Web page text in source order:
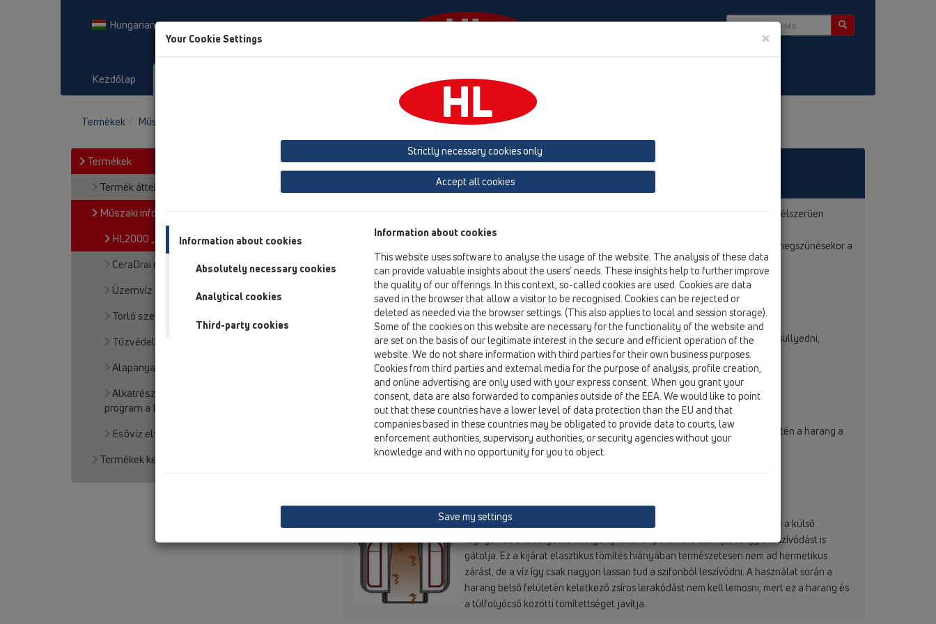
Hungarian
Kezdőlap Céginformáció
Termékek Műszaki információk
Termékek
Termék áttekintés
Műszaki információk
HL2000 „Primus” vízbűzzár
CeraDrai műsz. leírás
Üzemvíz elleni szigetelés
Torló szelepek
Tűzvédelmi elem
Alapanyagaink
Alkatrész kiválasztó és árkalkulátor
program a HL801 - faláttörés szigeteléshez
Esővíz elvezetési program
Termékek keresés
HL2000 „Primus” vízbűzzár
A „Primus” légzsákkal ellátott úszó harangját a beáramló víz felemeli, így az a szabaddá vált, és a célszerűen
leszűkített túlfolyócső kifolyónyílásán felgyorsulva, távozik.
Ilyenkor úgy működik, mint egy hagyományos harangszifon. Az áramlás megszűnésekor a
bent maradó víz biztosítja a bűzzárat
Ennek a bent maradt víznek a lassú elpárolgása esetén a harang elkezd süllyedni,
de még mindig van vízbűzzár. További párolgás és a teljes kiszáradás esetén a harang a
túlfolyócső felső peremére ráülve, mechanikus bűzzárat képez.
A „Primus” úszó harangját az ejtővezetékben keletkező vákuum hatására a külső
légnyomás a túlfolyócső kifolyónyílásának peremére szorítja, és így a leszívódást is
gátolja. Ez a kijárat elasztikus tömítés hiányában természetesen nem ad hermetikus
zárást, de a víz így csak nagyon lassan tud a szifonból leszívódni. A használat során a
harang belső felületén keletkező zsíros lerakódást nem kell lemosni, mert ez a harang és
a túlfolyócső közötti tömítettséget javítja.
Your Cookie Settings ×
Strictly necessary cookies only
Accept all cookies
Information about cookies
Absolutely necessary cookies
Analytical cookies
Third-party cookies
Information about cookies
This website uses software to analyse the usage of the website. The analysis of these data
can provide valuable insights about the users’ needs. These insights help to further improve
the quality of our offerings. In this context, so-called cookies are used. Cookies are data
saved in the browser that allow a visitor to be recognised. Cookies can be rejected or
deleted as needed via the browser settings. (This also applies to local and session storage).
Some of the cookies on this website are necessary for the functionality of the website and
are set on the basis of our legitimate interest in the secure and efficient operation of the
website. We do not share information with third parties for their own business purposes.
Cookies from third parties and external media for the purpose of analysis, profile creation,
and online advertising are only used with your express consent. When you grant your
consent, data are also forwarded to companies outside of the EEA. We would like to point
out that these countries have a lower level of data protection than the EU and that
companies based in these countries may be obligated to provide data to courts, law
enforcement authorities, supervisory authorities, or security agencies without your
knowledge and with no opportunity for you to object.
Save my settings